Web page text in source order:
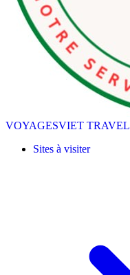
VOYAGESVIET TRAVEL
Sites à visiter